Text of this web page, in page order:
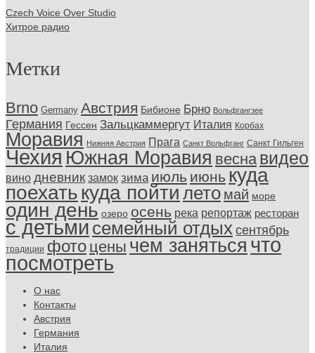
Czech Voice Over Studio
Хитрое радио
Метки
Brno Germany Австрия Бибионе Брно Вольфгангзее
Германия Гессен Зальцкаммергут Италия Корбах
Моравия Нижняя Австрия Прага Санкт Вольфганг Санкт Гильген
Чехия Южная Моравия весна видео
вино дневник замок зима июль июнь куда
поехать куда пойти лето май море
один день озеро осень река репортаж ресторан
с детьмисемейный отдых сентябрь
традиции фото цены чем заняться что
посмотреть
О нас
Контакты
Австрия
Германия
Италия